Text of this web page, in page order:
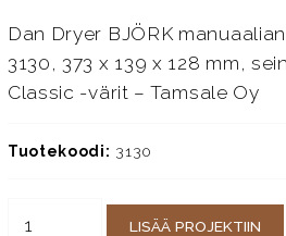
Dan Dryer BJÖRK
3130, 373 x 139 x 128 mm,
Classic -värit – Tamsale Oy
Tuotekoodi: 3130
LISÄÄ PROJEKTIIN